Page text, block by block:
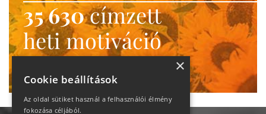
35 630címzett
heti motiváció
Ne maradj le!
×
Cookie beállítások
Az oldal sütiket használ a felhasználói élmény
fokozása céljából.